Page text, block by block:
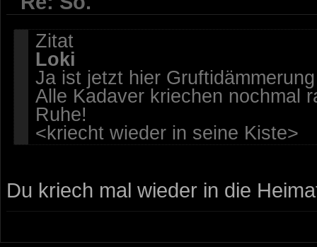
Zitat
Loki
Ja ist jetzt hier
Alle Kadaver kriechen nochmal
Ruhe!
<kriecht wieder in seine Kiste>
Du kriech mal wieder in die